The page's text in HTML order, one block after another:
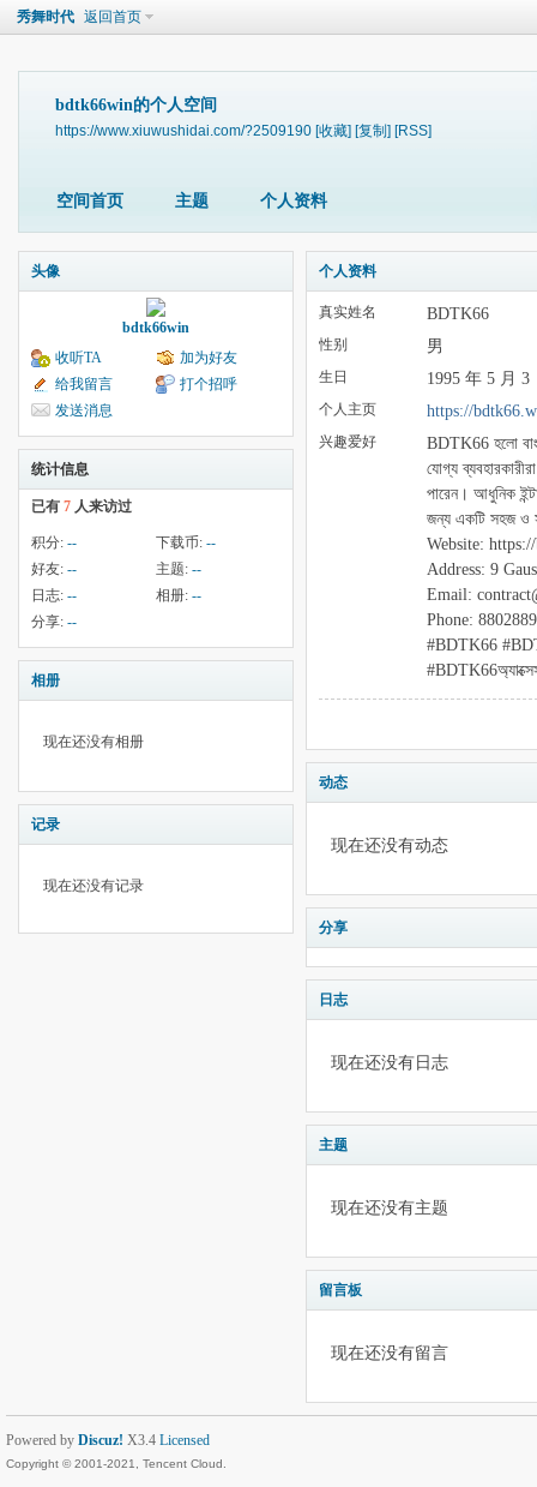
秀舞时代 返回首页
bdtk66win的个人空间
https://www.xiuwushidai.com/?2509190 [收藏] [复制] [RSS]
空间首页 主题 个人资料
头像
bdtk66win
收听TA
加为好友
给我留言
打个招呼
发送消息
统计信息
已有 7 人来访过
积分: -- 下载币: --
好友: -- 主题: --
日志: -- 相册: --
分享: --
相册
现在还没有相册
记录
现在还没有记录
个人资料
真实姓名 BDTK66
性别 男
生日 1995 年 5 月 3
个人主页 https://
兴趣爱好
BDTK66 হলো
যোগ্য
পারেন। আধুনিক
জন্য একটি সহজ ও
Website:
Address: 9
Email:
Phone:
#BDTK66
动态
现在还没有动态
分享
日志
现在还没有日志
主题
现在还没有主题
留言板
现在还没有留言
Powered by Discuz! X3.4 Licensed
Copyright © 2001-2021, Tencent Cloud.